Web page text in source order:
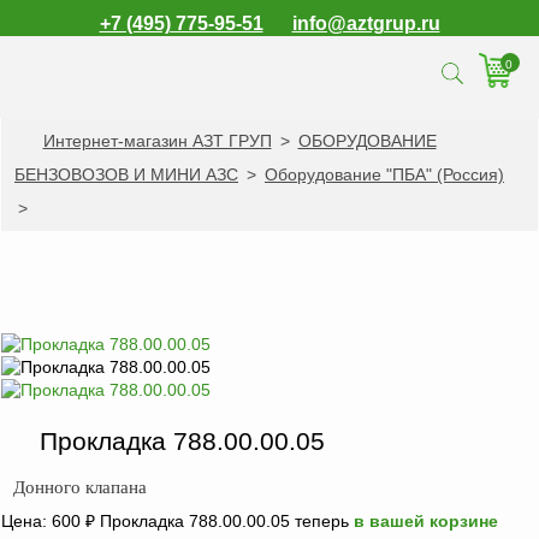
+7 (495) 775-95-51 info@aztgrup.ru
0
КАТАЛОГ ПРОДУКЦИИ
Топливораздаточные
колонки
для электромобилей
Погружные насосы к
Запасные части к
ТРК и ГРК
Электронное
Интернет-магазин АЗТ ГРУП > ОБОРУДОВАНИЕ
БЕНЗОВОЗОВ И МИНИ АЗС > Оборудование "ПБА" (Россия)
>
Прокладка 788.00.00.05
Донного клапана
Цена: 600 ₽ Прокладка 788.00.00.05 теперь в вашей корзине